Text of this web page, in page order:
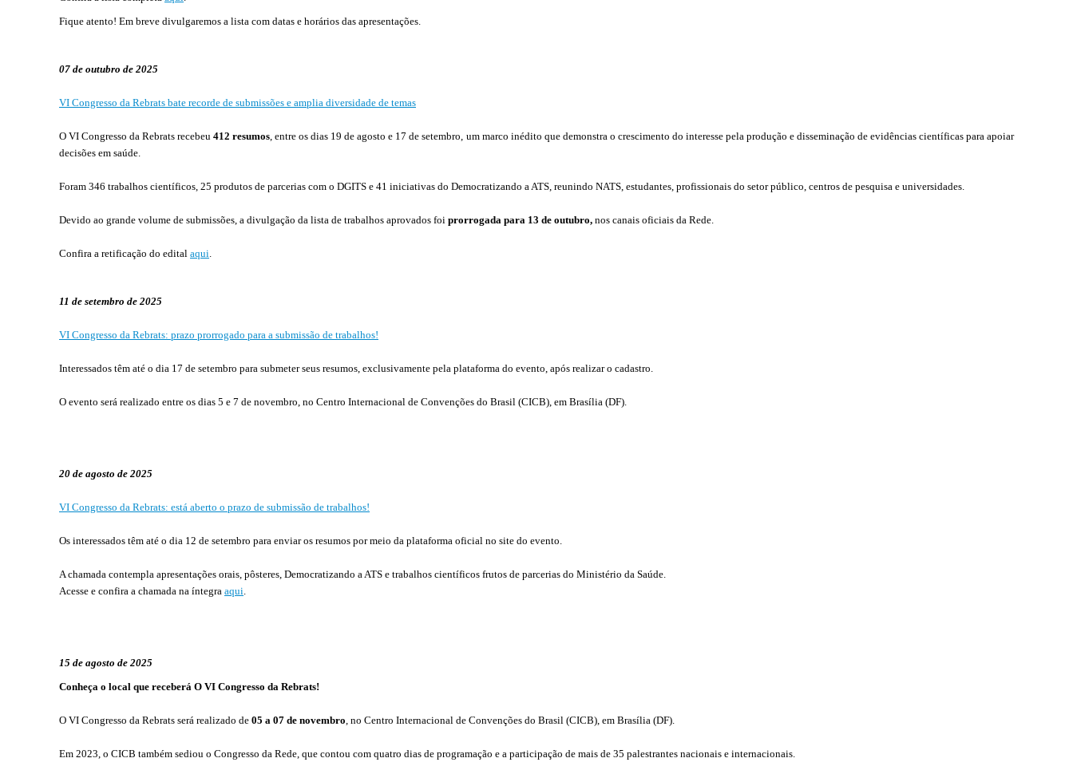
Fique atento! Em breve divulgaremos a lista com datas e horários das apresentações.
07 de outubro de 2025
VI Congresso da Rebrats bate recorde de submissões e amplia diversidade de temas
O VI Congresso da Rebrats recebeu412 resumos, entre os dias 19 de agosto e 17 de setembro, um marco inédito que demonstra o crescimento do interesse pela produção e disseminação de evidências científicas para apoiar
decisões em saúde.
Foram 346 trabalhos científicos, 25 produtos de parcerias com o DGITS e 41 iniciativas do Democratizando a ATS, reunindo NATS, estudantes, profissionais do setor público, centros de pesquisa e universidades.
Devido ao grande volume de submissões, a divulgação da lista de trabalhos aprovados foi prorrogada para 13 de outubro, nos canais oficiais da Rede.
Confira a retificação do edital aqui.
11 de setembro de 2025
VI Congresso da Rebrats: prazo prorrogado para a submissão de trabalhos!
Interessados têm até o dia 17 de setembro para submeter seus resumos, exclusivamente pela plataforma do evento, após realizar o cadastro.
O evento será realizado entre os dias 5 e 7 de novembro, no Centro Internacional de Convenções do Brasil (CICB), em Brasília (DF).
20 de agosto de 2025
VI Congresso da Rebrats: está aberto o prazo de submissão de trabalhos!
Os interessados têm até o dia 12 de setembro para enviar os resumos por meio da plataforma oficial no site do evento.
A chamada contempla apresentações orais, pôsteres, Democratizando a ATS e trabalhos científicos frutos de parcerias do Ministério da Saúde.
Acesse e confira a chamada na íntegra aqui.
15 de agosto de 2025
Conheça o local que receberá O VI Congresso da Rebrats!
O VI Congresso da Rebrats será realizado de 05 a 07 de novembro, no Centro Internacional de Convenções do Brasil (CICB), em Brasília (DF).
Em 2023, o CICB também sediou o Congresso da Rede, que contou com quatro dias de programação e a participação de mais de 35 palestrantes nacionais e internacionais.